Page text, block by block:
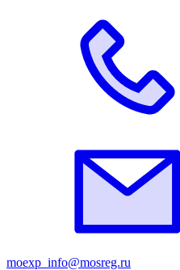
moexp_info@mosreg.ru